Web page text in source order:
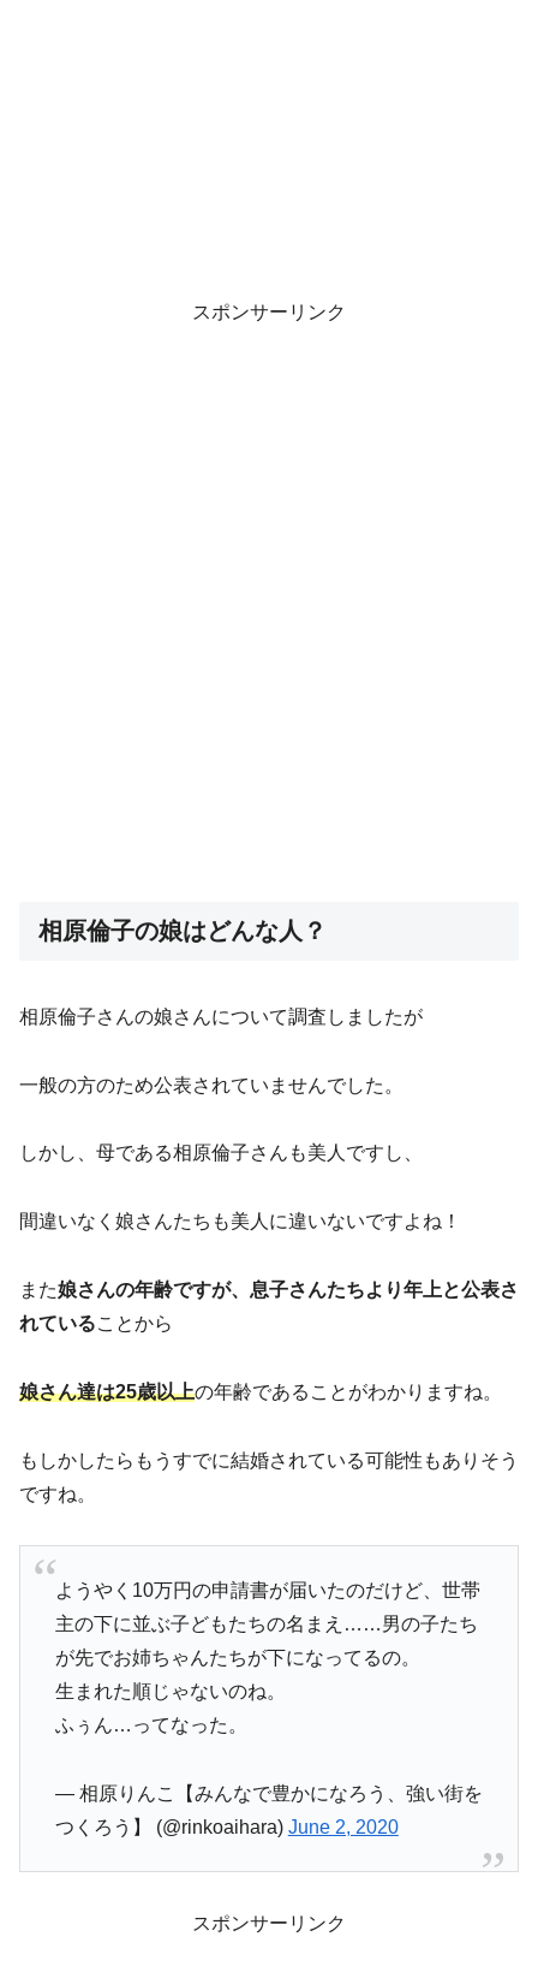
スポンサーリンク
相原倫子の娘はどんな人？
相原倫子さんの娘さんについて調査しましたが
一般の方のため公表されていませんでした。
しかし、母である相原倫子さんも美人ですし、
間違いなく娘さんたちも美人に違いないですよね！
また娘さんの年齢ですが、息子さんたちより年上と公表さ
れていることから
娘さん達は25歳以上の年齢であることがわかりますね。
もしかしたらもうすでに結婚されている可能性もありそう
ですね。
ようやく10万円の申請書が届いたのだけど、世帯
主の下に並ぶ子どもたちの名まえ……男の子たち
が先でお姉ちゃんたちが下になってるの。
生まれた順じゃないのね。
ふぅん…ってなった。
— 相原りんこ【みんなで豊かになろう、強い街を
つくろう】 (@rinkoaihara) June 2, 2020
スポンサーリンク